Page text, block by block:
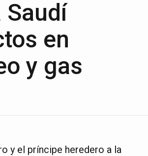
Saudí
en
y gas
y el príncipe heredero a la